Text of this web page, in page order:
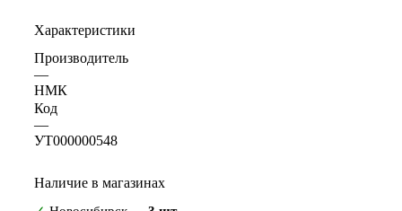
Характеристики
Производитель
—
НМК
Код
—
УТ000000548
Наличие в магазинах